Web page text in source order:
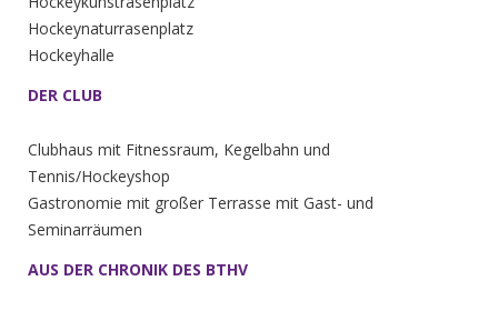
Hockeynaturrasenplatz
Hockeyhalle
DER CLUB
Clubhaus mit Fitnessraum, Kegelbahn und
Tennis/Hockeyshop
Gastronomie mit großer Terrasse mit Gast- und
Seminarräumen
AUS DER CHRONIK DES BTHV